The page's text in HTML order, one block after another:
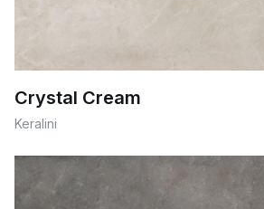
Crystal Cream
Keralini